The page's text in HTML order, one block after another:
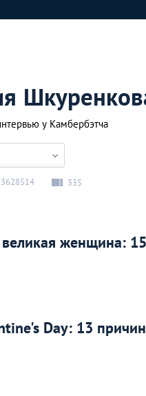
у Камбербэтча
335
женщина:
Day: 13